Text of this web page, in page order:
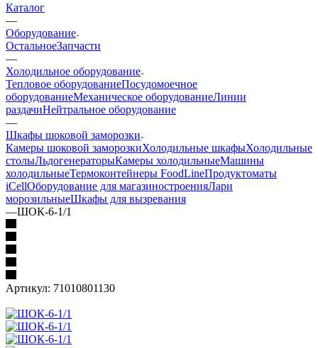
Каталог
—
Оборудование
ОстальноеЗапчасти
—
Холодильное оборудование
Тепловое оборудованиеПосудомоечное
оборудованиеМеханическое оборудованиеЛинии
раздачиНейтральное оборудование
—
Шкафы шоковой заморозки
Камеры шоковой заморозкиХолодильные шкафыХолодильные
столыЛьдогенераторыКамеры холодильныеМашины
холодильныеТермоконтейнеры FoodLineПродуктоматы
iCellОборудование для магазиностроенияЛари
морозильныеШкафы для вызревания
—ШОК-6-1/1
Артикул: 71010801130